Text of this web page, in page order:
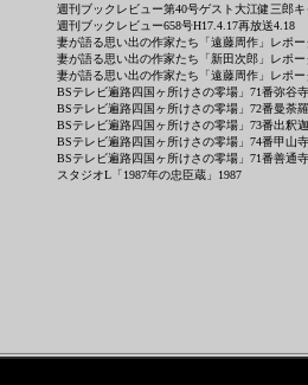
週刊ブックレビュー第40号ゲスト大江健三郎
週刊ブックレビュー658号H17.4.17再放送4.18
妻が語る思い出の作家たち「遠藤周作」レポー
妻が語る思い出の作家たち「新田次郎」レポー
妻が語る思い出の作家たち「遠藤周作」レポー
BSテレビ遍路四国ヶ所けさの零場」71番弥谷
BSテレビ遍路四国ヶ所けさの零場」72番曼荼
BSテレビ遍路四国ヶ所けさの零場」73番出釈
BSテレビ遍路四国ヶ所けさの零場」74番甲山
BSテレビ遍路四国ヶ所けさの零場」71番善通
スタジオL「1987年の忠臣蔵」1987